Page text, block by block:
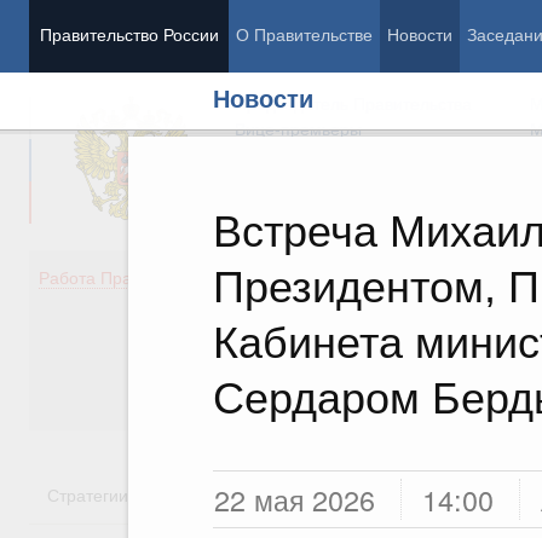
Правительство России О Правительстве Новости
Новости
Встреча
Президентом,
Кабинета
Сердаром
22 мая 2026 14:00
Председатель Правительства
Вице-премьеры
Работа Правительства
Демография
Здоровье
Культура
Государство
Стратегии Государственные программы